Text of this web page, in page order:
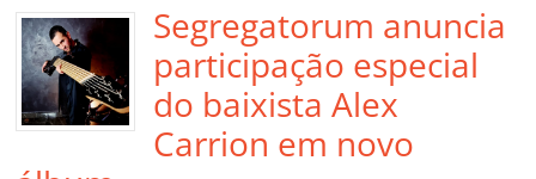
Segregatorum anuncia
participação especial
do baixista Alex
Carrion em novo